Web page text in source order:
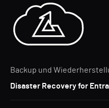
Backup und
Disaster Recovery for